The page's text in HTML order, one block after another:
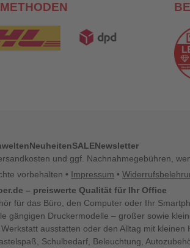
NeuheitenSALENewsletter
und ggf. Nachnahmegebühren,
vorbehalten • Impressum •
– preiswerte Qualität für Ihr Office
für das Büro, den Computer oder Ihr
gängigen Druckermodelle – großer sowie
ausstatten oder den Alltag mit kleinen
Schulbedarf, Beleuchtung,